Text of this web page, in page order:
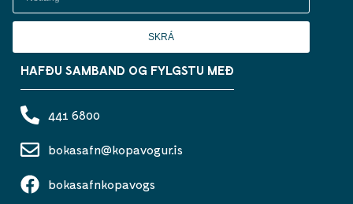
SKRÁ
HAFÐU SAMBAND OG FYLGSTU MEÐ
441 6800
bokasafn@kopavogur.is
bokasafnkopavogs